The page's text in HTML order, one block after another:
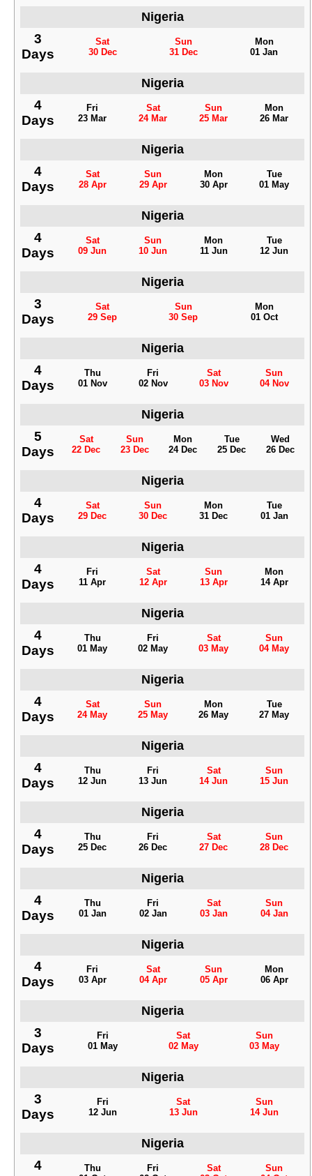
Nigeria
3
Days
Sat
30 Dec
Sun
31 Dec
Mon
01 Jan
Nigeria
4
Days
Fri
23 Mar
Sat
24 Mar
Sun
25 Mar
Mon
26 Mar
Nigeria
4
Days
Sat
28 Apr
Sun
29 Apr
Mon
30 Apr
Tue
01 May
Nigeria
4
Days
Sat
09 Jun
Sun
10 Jun
Mon
11 Jun
Tue
12 Jun
Nigeria
3
Days
Sat
29 Sep
Sun
30 Sep
Mon
01 Oct
Nigeria
4
Days
Thu
01 Nov
Fri
02 Nov
Sat
03 Nov
Sun
04 Nov
Nigeria
5
Days
Sat
22 Dec
Sun
23 Dec
Mon
24 Dec
Tue
25 Dec
Wed
26 Dec
Nigeria
4
Days
Sat
29 Dec
Sun
30 Dec
Mon
31 Dec
Tue
01 Jan
Nigeria
4
Days
Fri
11 Apr
Sat
12 Apr
Sun
13 Apr
Mon
14 Apr
Nigeria
4
Days
Thu
01 May
Fri
02 May
Sat
03 May
Sun
04 May
Nigeria
4
Days
Sat
24 May
Sun
25 May
Mon
26 May
Tue
27 May
Nigeria
4
Days
Thu
12 Jun
Fri
13 Jun
Sat
14 Jun
Sun
15 Jun
Nigeria
4
Days
Thu
25 Dec
Fri
26 Dec
Sat
27 Dec
Sun
28 Dec
Nigeria
4
Days
Thu
01 Jan
Fri
02 Jan
Sat
03 Jan
Sun
04 Jan
Nigeria
4
Days
Fri
03 Apr
Sat
04 Apr
Sun
05 Apr
Mon
06 Apr
Nigeria
3
Days
Fri
01 May
Sat
02 May
Sun
03 May
Nigeria
3
Days
Fri
12 Jun
Sat
13 Jun
Sun
14 Jun
Nigeria
4
Thu
Fri
Sat
Sun